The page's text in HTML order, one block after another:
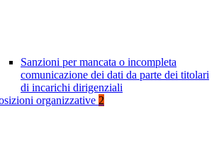
Sanzioni per mancata o incompleta
comunicazione dei dati da parte dei titolari
di incarichi dirigenziali
organizzative 2